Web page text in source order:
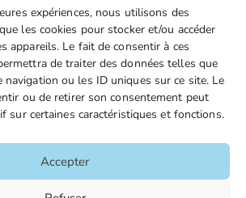
expériences, nous utilisons des
les cookies pour stocker et/ou accéder
appareils. Le fait de consentir à ces
de traiter des données telles que
navigation ou les ID uniques sur ce site. Le
ou de retirer son consentement peut
sur certaines caractéristiques et fonctions.
Accepter
Nos partenaires
Gestion des cookies
Victor Hugo – 92170 Vanves / 01 86
Accueil